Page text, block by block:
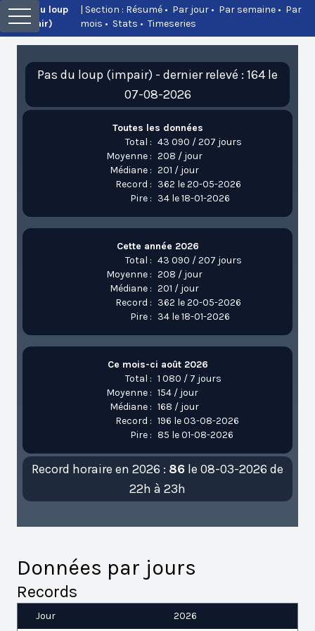
Pas du loup
(impair)
| Section : Résumé • Par jour • Par semaine • Par
mois • Stats •Timeseries
Pas du loup (impair) - dernier relevé : 164 le
07-08-2026
Toutes les données
Total : 43 090 / 207 jours
Moyenne : 208 / jour
Médiane : 201 / jour
Record : 362 le 20-05-2026
Pire : 34 le 18-01-2026
Cette année 2026
Total : 43 090 / 207 jours
Moyenne : 208 / jour
Médiane : 201 / jour
Record : 362 le 20-05-2026
Pire : 34 le 18-01-2026
Ce mois-ci août 2026
Total : 1 080 / 7 jours
Moyenne : 154 / jour
Médiane : 168 / jour
Record : 196 le 03-08-2026
Pire : 85 le 01-08-2026
Record horaire en 2026 : 86 le 08-03-2026 de
22h à 23h
Données par jours
Records
Jour 2026